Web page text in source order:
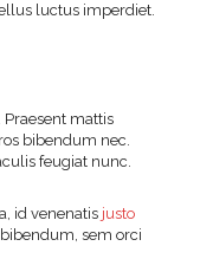
luctus imperdiet.
Praesent mattis
bibendum nec.
feugiat nunc.
id venenatis justo
sem orci